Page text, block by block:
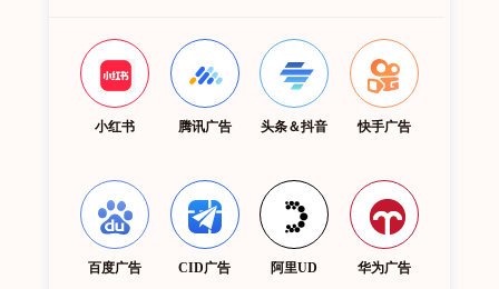
小红书 腾讯广告 头条＆抖音 快手广告
百度广告 CID广告 阿里UD 华为广告